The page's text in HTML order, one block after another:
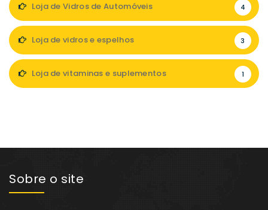
Loja de Vidros de Automóveis 4
Loja de vidros e espelhos 3
Loja de vitaminas e suplementos 1
Sobre o site